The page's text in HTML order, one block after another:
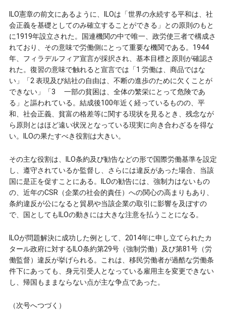
ILO憲章の前文にあるように、ILOは「世界の永続する平和は、社
会正義を基礎としてのみ確立することができる」との原則のもと
に1919年設立された。国連機関の中で唯一、政労使三者で構成さ
れており、その意味で労働側にとって重要な機関である。1944
年、フィラデルフィア宣言が採択され、基本目標と原則が確認さ
れた。復習の意味で触れると宣言では「1 労働は、商品ではな
い」「2 表現及び結社の自由は、不断の進歩のために欠くことが
できない」「3 一部の貧困は、全体の繁栄にとって危険であ
る」と謳われている。結成後100年近く経っているものの、平
和、社会正義、貧富の格差等に関する現状を見るとき、残念なが
ら原則とはほど遠い状況となっている現実に向き合わざるを得な
い。ILOの果たすべき役割は大きい。
その主な役割は、ILO条約及び勧告などの形で国際労働基準を設定
し、遵守されているか監督し、さらには違反があった場合、当該
国に是正を促すことにある。ILOの勧告には、強制力はないもの
の、近年のCSR（企業の社会的責任）への関心の高まりもあり、
条約違反が公になると貿易や当該企業の取引に影響を及ぼすの
で、国としてもILOの動きには大きな注意を払うことになる。
ILOが問題解決に成功した例として、2‌01‌4年に申し立てられたカ
タール政府に対するILO条約第29号（強制労働）及び第81号（労
働監督）違反が挙げられる。これは、移民労働者が過酷な労働条
件下にあっても、身元引受人となっている雇用主を変更できない
し、帰国もままならない点が主な争点であった。
（次号へつづく）